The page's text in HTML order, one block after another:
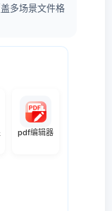
多场景文件格
pdf编辑器